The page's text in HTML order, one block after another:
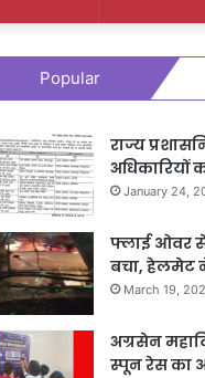
Popular
राज्य
अधिकारियों
January 24,
फ्लाई ओवर
बचा, हेलमेट
March 19,
अग्रसेन
स्पून रेस का